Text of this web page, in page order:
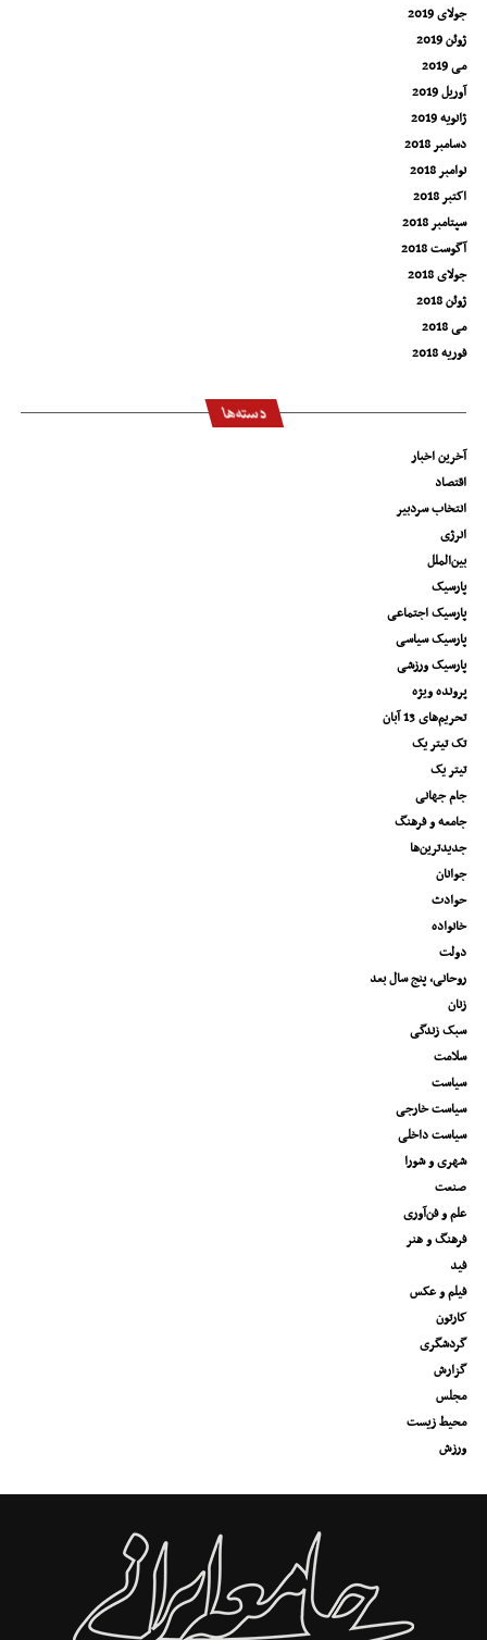
جولای 2019
ژوئن 2019
می 2019
آوریل 2019
ژانویه 2019
دسامبر 2018
نوامبر 2018
اکتبر 2018
سپتامبر 2018
آگوست 2018
جولای 2018
ژوئن 2018
می 2018
فوریه 2018
دسته‌ها
آخرین اخبار
اقتصاد
انتخاب سردبیر
انرژی
بین‌الملل
پارسیک
پارسیک اجتماعی
پارسیک سیاسی
پارسیک ورزشی
پرونده ویژه
تحریم‌های 13 آبان
تک تیتر یک
تیتر یک
جام جهانی
جامعه و فرهنگ
جدیدترین‌ها
جوانان
حوادث
خانواده
دولت
روحانی، پنج سال بعد
زنان
سبک زندگی
سلامت
سیاست
سیاست خارجی
سیاست داخلی
شهری و شورا
صنعت
علم و فن‌آوری
فرهنگ و هنر
فید
فیلم و عکس
کارتون
گردشگری
گزارش
مجلس
محیط زیست
ورزش